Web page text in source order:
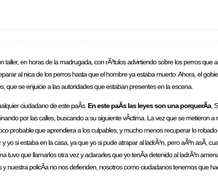
en horas de la madrugada, con rÃ³tulos advirtiendo sobre los perros que
al nica de los perros hasta que el hombre ya estaba muerto. Ahora, el
que se enjuicie a las autoridades que estaban presentes en la escena.
ciudadano de este paÃ­s. En este paÃ­s las leyes son una porquerÃ­a.
por las calles, buscando a su siguiente vÃ­ctima. La vez que se metieron a
probable que aprendiera a los culpables, y mucho menos recuperar lo
yo si estaba en la casa, ya que yo si pude atrapar al ladrÃ³n, pero aÃºn asÃ­,
tuvo que llamarlos otra vez y aclararles que yo tenÃ­a detenido al ladrÃ³n
nuestra policÃ­a no nos defienden, nosotros como ciudadanos tenemos que